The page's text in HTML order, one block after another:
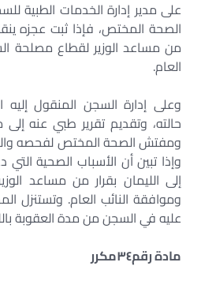
على مدير إدارة الخدمات الطبية
الصحة المختص، فإذا ثبت عجزه
من مساعد الوزير لقطاع مصلحة
العام.
وعلى إدارة السجن المنقول
حالته، وتقديم تقرير طبي عنه إلى
ومفتش الصحة المختص لفحصه
وإذا تبين أن الأسباب الصحية
إلى الليمان بقرار من مساعد
وموافقة النائب العام. وتستنزل
عليه في السجن من مدة العقوبة
مادة رقم٣٤مكرر